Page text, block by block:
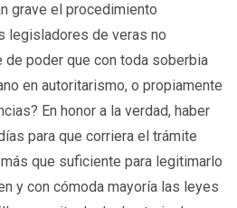
grave el procedimiento
legisladores de veras no
de poder que con toda soberbia
en autoritarismo, o propiamente
En honor a la verdad, haber
para que corriera el trámite
que suficiente para legitimarlo
y con cómoda mayoría las leyes